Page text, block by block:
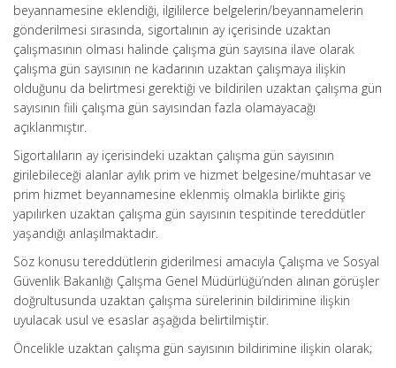
beyannamesine eklendiği, ilgililerce belgelerin/beyannamelerin
gönderilmesi sırasında, sigortalının ay içerisinde uzaktan
çalışmasının olması halinde çalışma gün sayısına ilave olarak
çalışma gün sayısının ne kadarının uzaktan çalışmaya ilişkin
olduğunu da belirtmesi gerektiği ve bildirilen uzaktan çalışma gün
sayısının fiili çalışma gün sayısından fazla olamayacağı
açıklanmıştır.
Sigortalıların ay içerisindeki uzaktan çalışma gün sayısının
girilebileceği alanlar aylık prim ve hizmet belgesine/muhtasar ve
prim hizmet beyannamesine eklenmiş olmakla birlikte giriş
yapılırken uzaktan çalışma gün sayısının tespitinde tereddütler
yaşandığı anlaşılmaktadır.
Söz konusu tereddütlerin giderilmesi amacıyla Çalışma ve Sosyal
Güvenlik Bakanlığı Çalışma Genel Müdürlüğü’nden alınan görüşler
doğrultusunda uzaktan çalışma sürelerinin bildirimine ilişkin
uyulacak usul ve esaslar aşağıda belirtilmiştir.
Öncelikle uzaktan çalışma gün sayısının bildirimine ilişkin olarak;